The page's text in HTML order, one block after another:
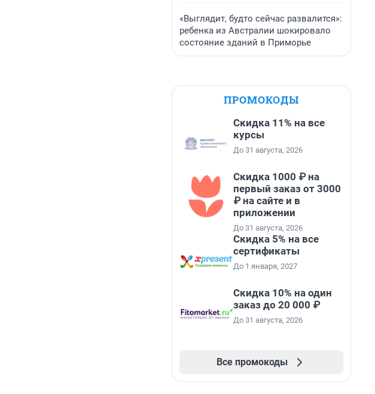
«Выглядит, будто сейчас развалится»:
ребенка из Австралии шокировало
состояние зданий в Приморье
ПРОМОКОДЫ
Скидка 11% на все
курсы
До 31 августа, 2026
Скидка 1000 ₽ на
первый заказ от 3000
₽ на сайте и в
приложении
До 31 августа, 2026
Скидка 5% на все
сертификаты
До 1 января, 2027
Скидка 10% на один
заказ до 20 000 ₽
До 31 августа, 2026
Все промокоды